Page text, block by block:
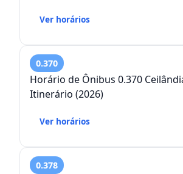
Ver horários
0.370
Horário de Ônibus 0.370
Itinerário (2026)
Ver horários
0.378